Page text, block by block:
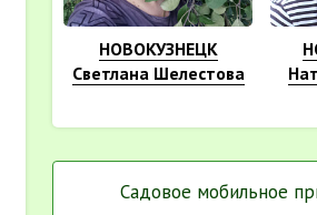
НОВОКУЗНЕЦК
Светлана Шелестова
Садовое мобильное